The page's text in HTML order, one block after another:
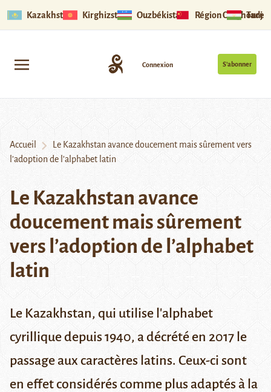
Kazakhstan Kirghizstan Ouzbékistan Région Ouïghoure
S’abonner
Connexion
Accueil
Le Kazakhstan avance doucement mais sûrement vers
l’adoption de l’alphabet latin
Le Kazakhstan avance
doucement mais sûrement
vers l’adoption de l’alphabet
latin
Le Kazakhstan, qui utilise l'alphabet
cyrillique depuis 1940, a décrété en 2017 le
passage aux caractères latins. Ceux-ci sont
en effet considérés comme plus adaptés à la